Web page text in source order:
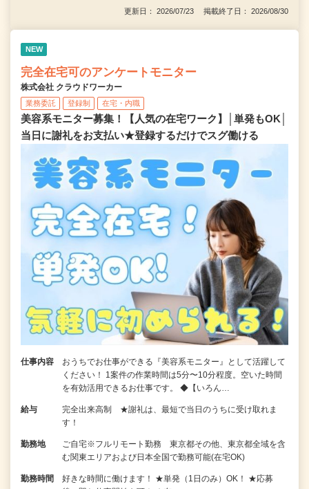
更新日： 2026/07/23 掲載終了日： 2026/08/30
NEW
完全在宅可のアンケートモニター
株式会社 クラウドワーカー
業務委託 登録制 在宅・内職
美容系モニター募集！【人気の在宅ワーク】│単発もOK│
当日に謝礼をお支払い★登録するだけでスグ働ける
仕事内容
おうちでお仕事ができる『美容系モニター』として活躍して
ください！ 1案件の作業時間は5分〜10分程度。空いた時間
を有効活用できるお仕事です。 ◆【いろん…
給与
完全出来高制 ★謝礼は、最短で当日のうちに受け取れま
す！
勤務地
ご自宅※フルリモート勤務 東京都その他、東京都全域を含
む関東エリアおよび日本全国で勤務可能(在宅OK)
勤務時間
好きな時間に働けます！ ★単発（1日のみ）OK！ ★応募